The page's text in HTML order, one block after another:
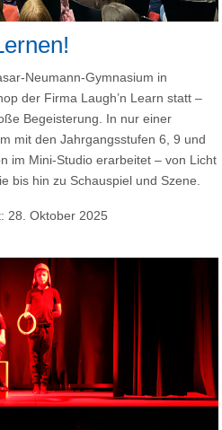
Neumann-Gymnasium in
der Firma Laugh’n Learn statt –
Begeisterung. In nur einer
mit den Jahrgangsstufen 6, 9 und
im Mini-Studio erarbeitet – von Licht
bis hin zu Schauspiel und Szene.
28. Oktober 2025